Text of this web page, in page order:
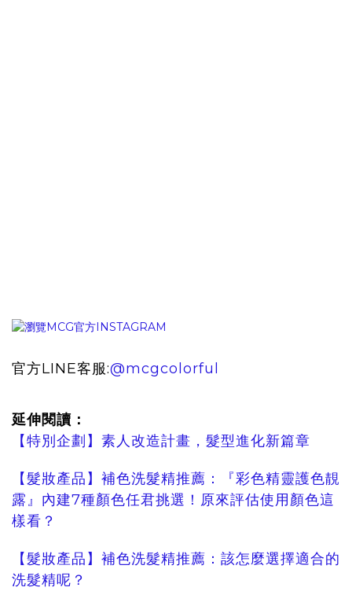
官方LINE客服:@mcgcolorful
延伸閱讀：
【特別企劃】素人改造計畫，髮型進化新篇章
【髮妝產品】補色洗髮精推薦：『彩色精靈護色靚
露』內建7種顏色任君挑選！原來評估使用顏色這
樣看？
【髮妝產品】補色洗髮精推薦：該怎麼選擇適合的
洗髮精呢？